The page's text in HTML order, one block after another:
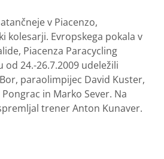
v Piacenzo,
kolesarji. Evropskega pokala v
Piacenza Paracycling
od 24.-26.7.2009 udeležili
paraolimpijec David Kuster,
in Marko Sever. Na
trener Anton Kunaver.